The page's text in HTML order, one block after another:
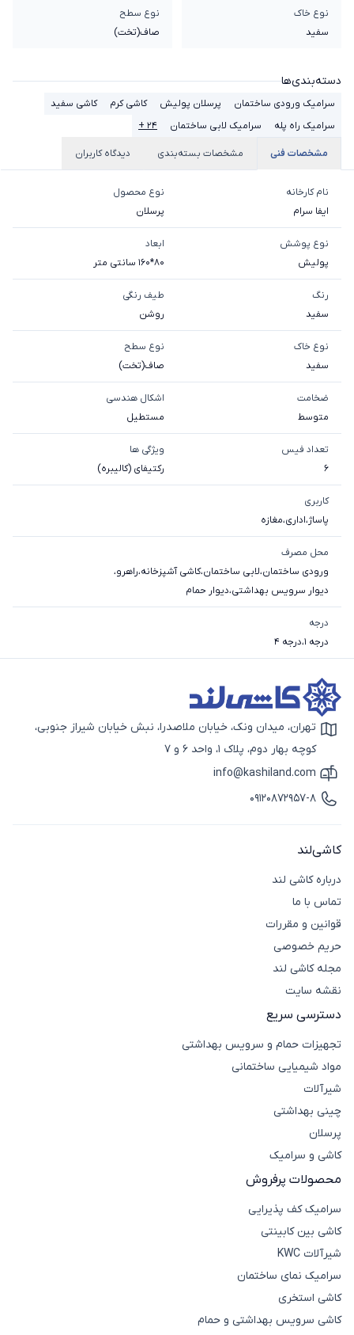
نوع خاک
سفيد
نوع سطح
صاف(تخت)
دسته‌بندی‌ها
سرامیک ورودی ساختمان پرسلان پولیش کاشی کرم
کاشی سفید
سرامیک راه پله
سرامیک لابی ساختمان ۲۴ +
مشخصات فنی مشخصات بسته‌بندی دیدگاه کاربران
نام کارخانه
ایفا سرام
نوع محصول
پرسلان
نوع پوشش
پولیش
ابعاد
80*160 سانتی متر
رنگ
سفید
طیف رنگی
روشن
نوع خاک
سفيد
نوع سطح
صاف(تخت)
ضخامت
متوسط
اشکال هندسی
مستطیل
تعداد فیس
6
ویژگی ها
رکتیفای (کالیبره)
کاربری
پاساژ،اداری،مغازه
محل مصرف
ورودی ساختمان،لابی ساختمان،کاشی آشپزخانه،راهرو،
دیوار سرویس بهداشتی،دیوار حمام
درجه
درجه 1 ،درجه 4
آیکون نقشه
تهران، میدان ونک، خیابان ملاصدرا، نبش خیابان شیراز جنوبی،
کوچه بهار دوم، پلاک 1، واحد 6 و 7
آیکون ایمیل
info@kashiland.com
آیکون تماس
09120872957-8
کاشی‌لند
درباره کاشی لند
تماس با ما
قوانین و مقررات
حریم خصوصی
مجله کاشی لند
نقشه سایت
دسترسی سریع
تجهیزات حمام و سرویس بهداشتی
مواد شیمیایی ساختمانی
شیرآلات
چینی بهداشتی
پرسلان
کاشی و سرامیک
محصولات پرفروش
سرامیک کف پذیرایی
کاشی بین کابینتی
شیرآلات KWC
سرامیک نمای ساختمان
کاشی استخری
کاشی سرویس بهداشتی و حمام